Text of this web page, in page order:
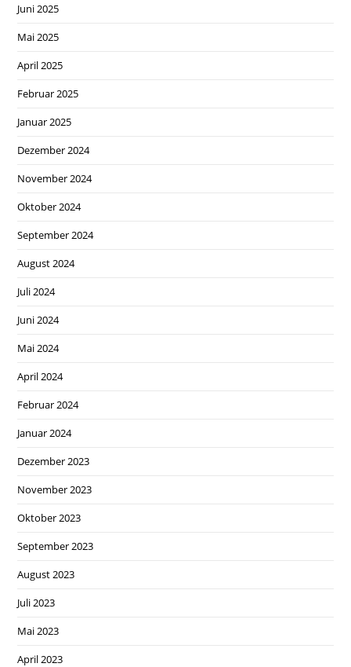
Juni 2025
Mai 2025
April 2025
Februar 2025
Januar 2025
Dezember 2024
November 2024
Oktober 2024
September 2024
August 2024
Juli 2024
Juni 2024
Mai 2024
April 2024
Februar 2024
Januar 2024
Dezember 2023
November 2023
Oktober 2023
September 2023
August 2023
Juli 2023
Mai 2023
April 2023